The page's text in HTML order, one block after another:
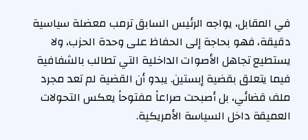
في المقابل، يواجه الرئيس السابق ترمب معضلة سياسية
دقيقة، فهو بحاجة إلى الحفاظ على وحدة الحزب، ولا
يستطيع تجاهل الأصوات الداخلية التي تطالب بالشفافية
فيما يتعلق بقضية إبستين. يبدو أن القضية لم تعد مجرد
ملف قضائي، بل أصبحت صراعاً مفتوحاً يعكس التحولات
العميقة داخل السياسة الأمريكية.